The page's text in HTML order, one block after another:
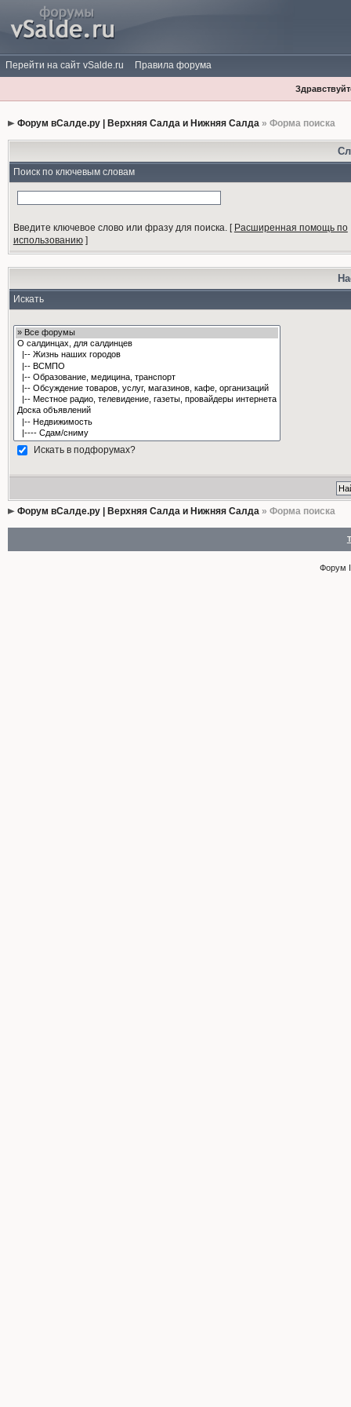
Перейти на сайт vSalde.ru Правила форума
Форум вСалде.ру | Верхняя Салда и Нижняя Салда» Форма поиска
Поиск по ключевым словам
Введите ключевое слово или фразу для поиска.[ Расширенная помощь по
использованию]
Искать
Искать в подфорумах?
Форум вСалде.ру | Верхняя Салда и Нижняя Салда» Форма поиска
Форум